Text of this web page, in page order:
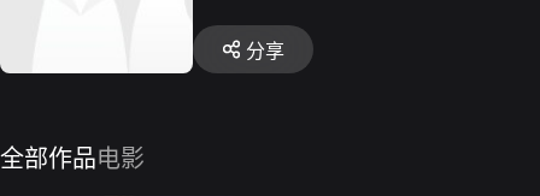
分享
全部作品电影